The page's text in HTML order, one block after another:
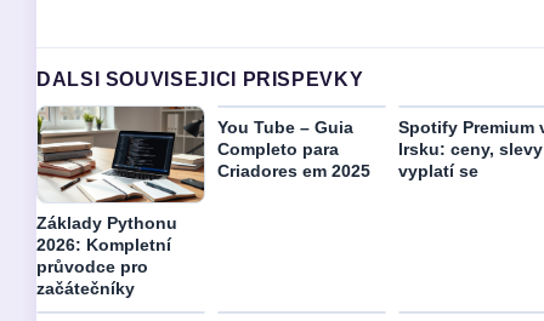
DALSI SOUVISEJICI PRISPEVKY
Základy Pythonu
2026: Kompletní
průvodce pro
začátečníky
You Tube – Guia
Completo para
Criadores em 2025
Spotify Premium
Irsku: ceny,
vyplatí se